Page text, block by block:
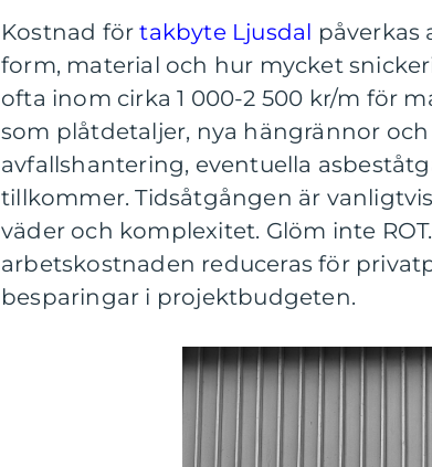
Kostnad förtakbyte Ljusdal påverkas
form, material och hur mycket
ofta inom cirka 1 000-2 500 kr/m för
som plåtdetaljer, nya hängrännor
avfallshantering, eventuella
tillkommer. Tidsåtgången är
väder och komplexitet. Glöm inte
arbetskostnaden reduceras för
besparingar i projektbudgeten.